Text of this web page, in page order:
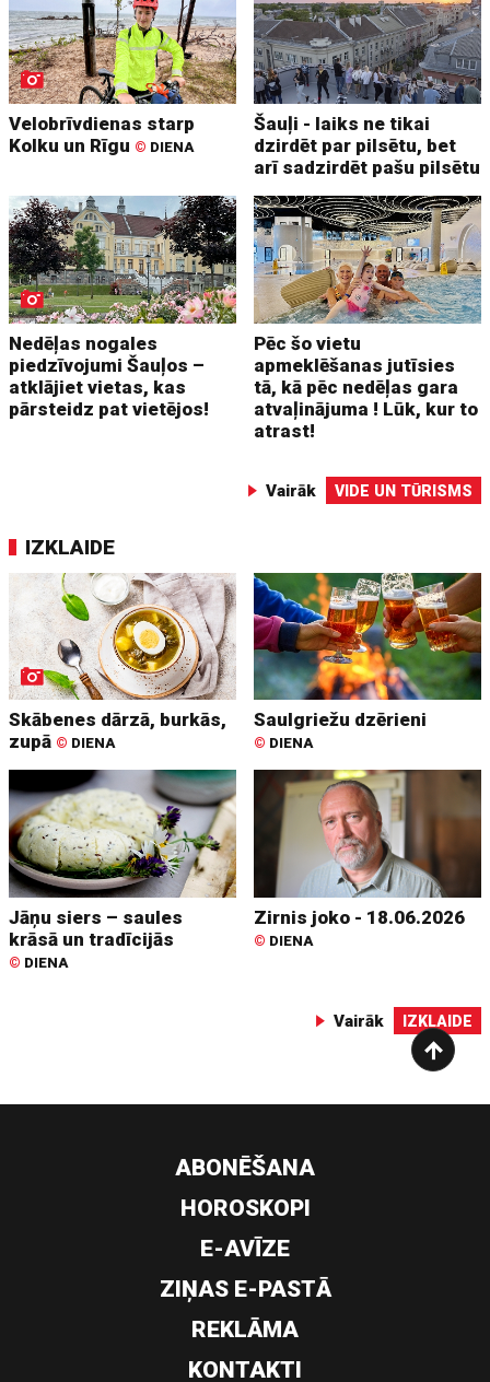
Velobrīvdienas starp
Kolku un Rīgu © DIENA
Šauļi - laiks ne tikai
dzirdēt par pilsētu, bet
arī sadzirdēt pašu pilsētu
Nedēļas nogales
piedzīvojumi Šauļos –
atklājiet vietas, kas
pārsteidz pat vietējos!
Pēc šo vietu
apmeklēšanas jutīsies
tā, kā pēc nedēļas gara
atvaļinājuma ! Lūk, kur to
atrast!
Vairāk VIDE UN TŪRISMS
IZKLAIDE
Skābenes dārzā, burkās,
zupā © DIENA
Saulgriežu dzērieni
© DIENA
Jāņu siers – saules
krāsā un tradīcijās
© DIENA
Zirnis joko - 18.06.2026
© DIENA
Vairāk IZKLAIDE
ABONĒŠANA
HOROSKOPI
E-AVĪZE
ZIŅAS E-PASTĀ
REKLĀMA
KONTAKTI